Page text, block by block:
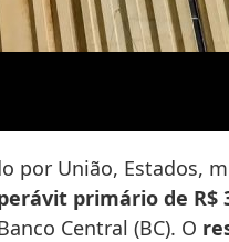
por União, Estados,
primário de R$
Central (BC). O